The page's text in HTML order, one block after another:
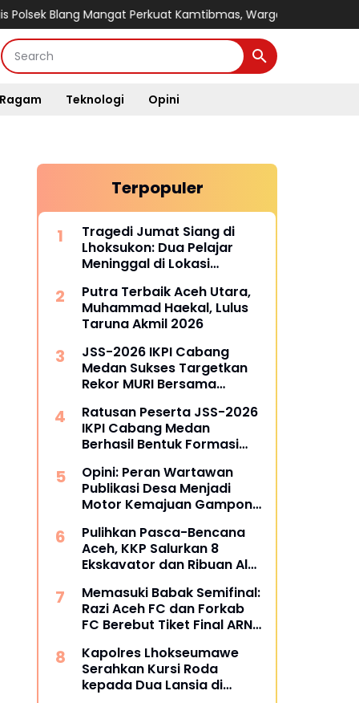
Mangat Perkuat Kamtibmas, Warga Diajak Aktif Jaga
Ragam Teknologi Opini
Terpopuler
Tragedi Jumat Siang di
Lhoksukon: Dua Pelajar
Meninggal di Lokasi
Putra Terbaik Aceh Utara,
Muhammad Haekal, Lulus
Taruna Akmil 2026
JSS-2026 IKPI Cabang
Medan Sukses Targetkan
Rekor MURI Bersama
Indonesia
Ratusan Peserta JSS-2026
IKPI Cabang Medan
Berhasil Bentuk Formasi
Opini: Peran Wartawan
Publikasi Desa Menjadi
Motor Kemajuan Gampong
Pulihkan Pasca-Bencana
Aceh, KKP Salurkan 8
Ekskavator dan Ribuan Alat
Memasuki Babak Semifinal:
Razi Aceh FC dan Forkab
FC Berebut Tiket Final ARN
Kapolres Lhokseumawe
Serahkan Kursi Roda
kepada Dua Lansia di